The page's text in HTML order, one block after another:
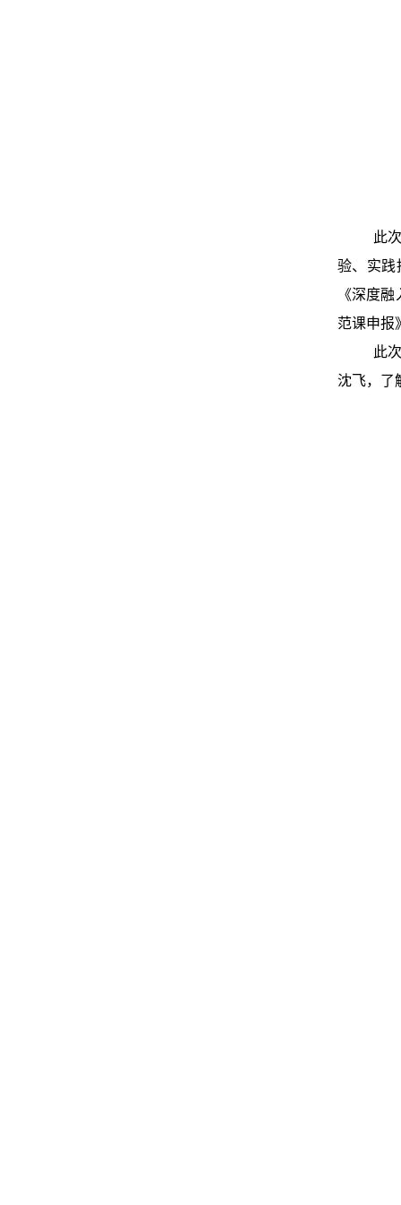
此
验、实践
《深度
范课申报
此
沈飞，了